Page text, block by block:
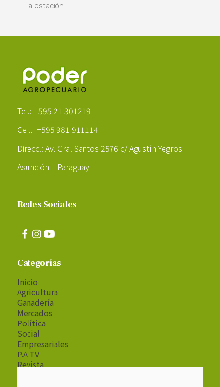
la estación
Tel.: +595 21 301219
Cel.: +595 981 911114
Direcc.: Av. Gral Santos 2576 c/ Agustín Yegros
Asunción – Paraguay
Redes Sociales
Categorías
Inicio
Agricultura
Ganadería
Mercados
Política
Social
Empresariales
P.A TV
Revista